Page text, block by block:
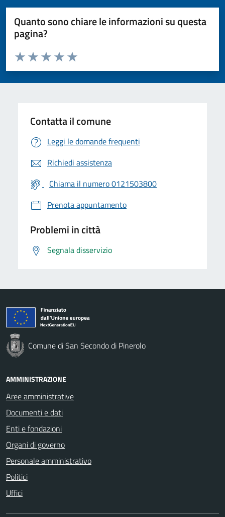
Quanto sono chiare le informazioni su questa
pagina?
Valuta da 1 a 5 stelle la pagina
Valuta 5 stelle su 5
Valuta 4 stelle su 5
Valuta 3 stelle su 5
Valuta 2 stelle su 5
Valuta 1 stelle su 5
Contatta il comune
Leggi le domande frequenti
Richiedi assistenza
Chiama il numero 0121503800
Prenota appuntamento
Problemi in città
Segnala disservizio
Comune di San Secondo di Pinerolo
AMMINISTRAZIONE
Aree amministrative
Documenti e dati
Enti e fondazioni
Organi di governo
Personale amministrativo
Politici
Uffici